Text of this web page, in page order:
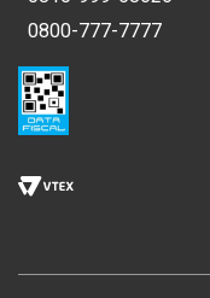
0800-777-7777